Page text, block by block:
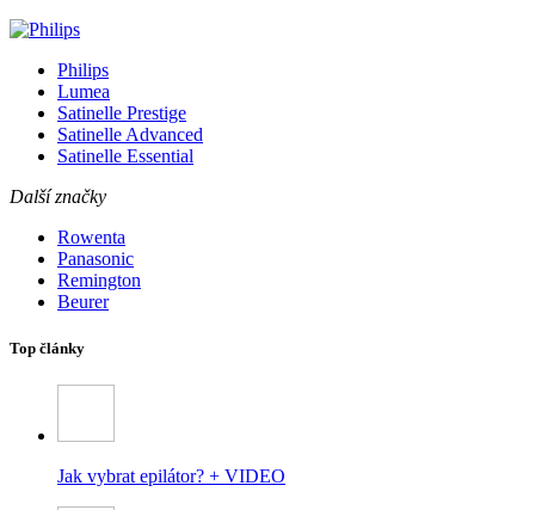
Philips
Lumea
Satinelle Prestige
Satinelle Advanced
Satinelle Essential
Další značky
Rowenta
Panasonic
Remington
Beurer
Top články
Jak vybrat epilátor? + VIDEO